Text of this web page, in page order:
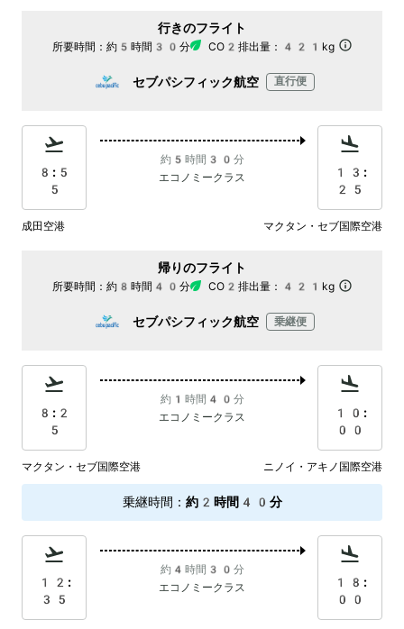
行きのフライト
所要時間： 約5時間30分 CO2排出量： 421kg
セブパシフィック航空 直行便
8:5
5
約5時間30分
エコノミークラス
13:
25
成田空港 マクタン・セブ国際空港
帰りのフライト
所要時間： 約8時間40分 CO2排出量： 421kg
セブパシフィック航空 乗継便
8:2
5
約1時間40分
エコノミークラス
10:
00
マクタン・セブ国際空港 ニノイ・アキノ国際空港
乗継時間 ： 約2時間40分
12:
35
約4時間30分
エコノミークラス
18:
00